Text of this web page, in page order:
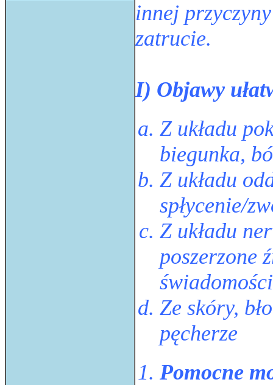
innej
zatrucie.
I) Objawy
Z układu
biegunka,
Z układu
spłycenie/
Z układu
poszerzone
Ze skóry,
pęcherze
Pomocne